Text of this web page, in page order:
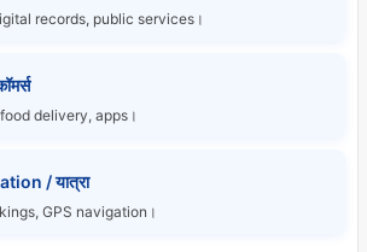
records, public services।
delivery, apps।
/ यात्रा
GPS navigation।